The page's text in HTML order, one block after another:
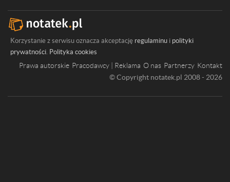
Korzystanie z serwisu oznacza akceptację regulaminu i polityki
prywatności. Polityka cookies
Prawa autorskie Pracodawcy | Reklama O nas Partnerzy Kontakt
© Copyright notatek.pl 2008 - 2026